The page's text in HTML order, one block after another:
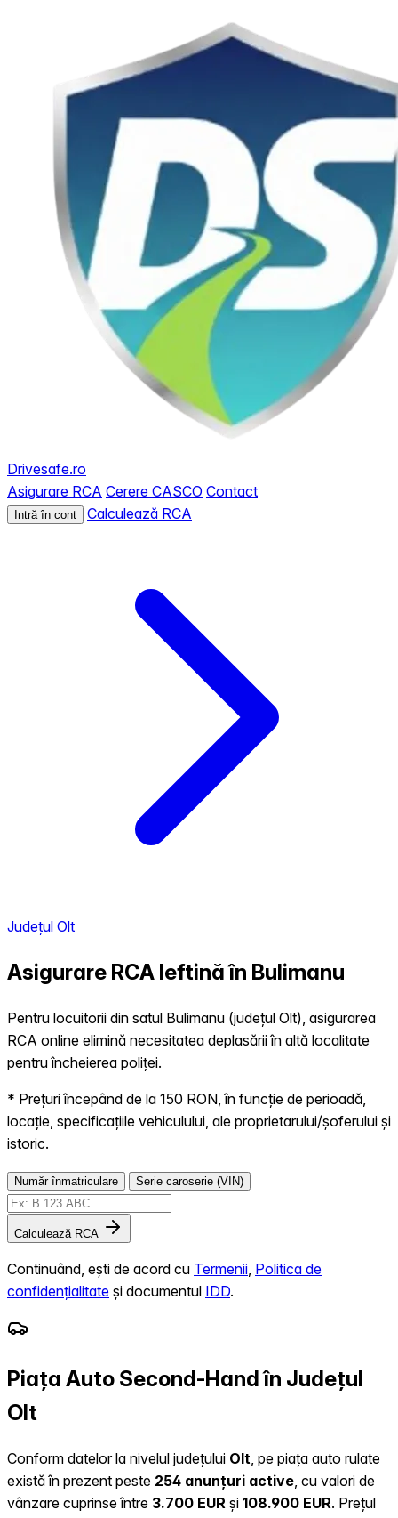
Drivesafe.ro
Asigurare RCA Cerere CASCO Contact
Intră în cont Calculează RCA
Județul Olt
Asigurare RCA Ieftină în Bulimanu
Pentru locuitorii din satul Bulimanu (județul Olt), asigurarea
RCA online elimină necesitatea deplasării în altă localitate
pentru încheierea poliței.
* Prețuri începând de la 150 RON, în funcție de perioadă,
locație, specificațiile vehiculului, ale proprietarului/șoferului și
istoric.
Număr înmatriculare Serie caroserie (VIN)
Calculează RCA
Continuând, ești de acord cu Termenii Politica de
confidențialitate și documentul IDD.
Piața Auto Second-Hand în Județul
Olt
Conform datelor la nivelul județului Olt , pe piața auto rulate
există în prezent peste 254 anunțuri active , cu valori de
vânzare cuprinse între 3.700 EUR și 108.900 EUR. Prețul